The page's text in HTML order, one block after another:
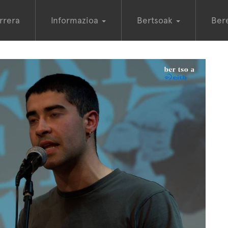
Informazioa Bertsoak